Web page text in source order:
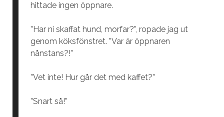
hittade ingen öppnare.
”Har ni skaffat hund, morfar?”, ropade jag ut
genom köksfönstret. ”Var är öppnaren
nånstans?!”
”Vet inte! Hur går det med kaffet?”
”Snart så!”